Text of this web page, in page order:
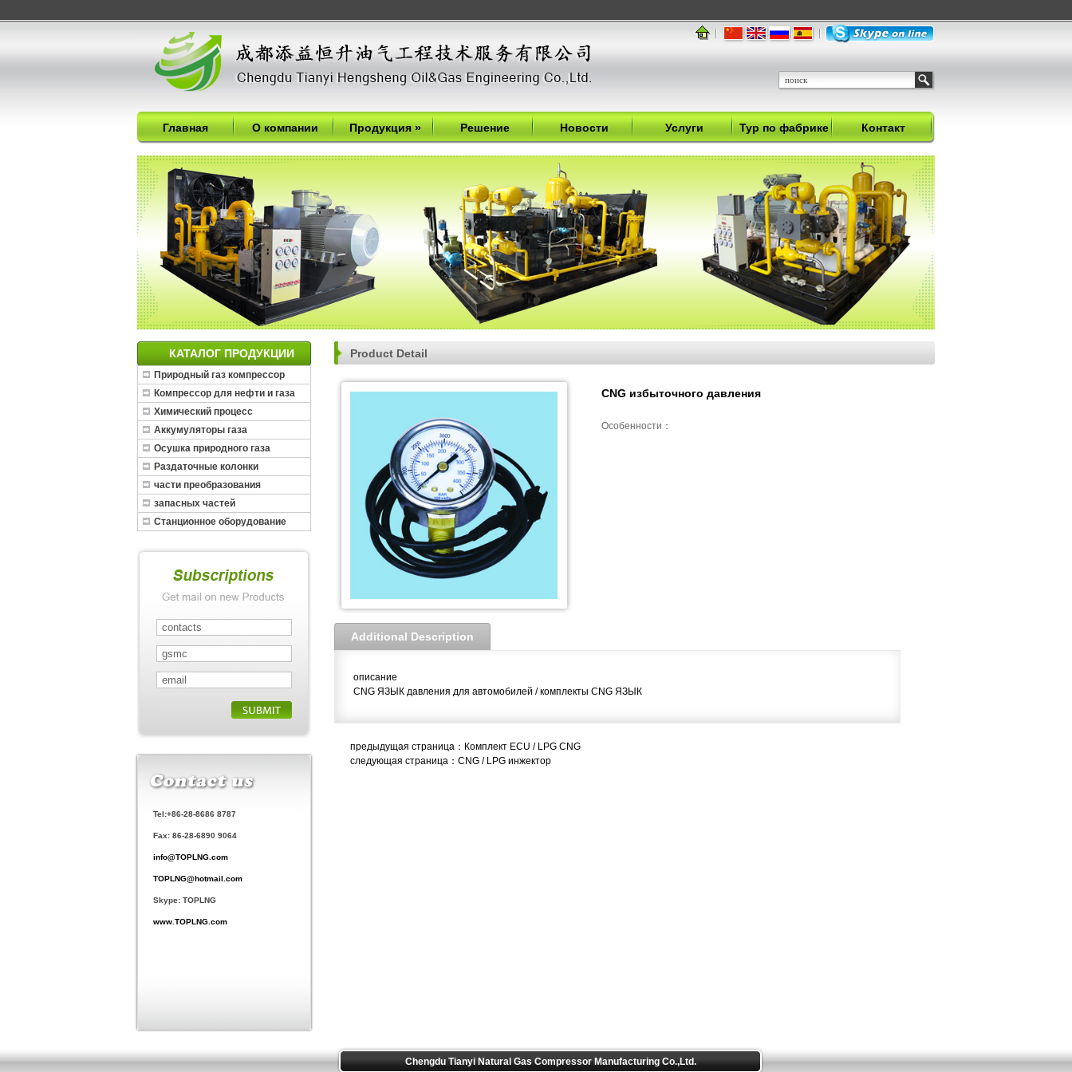
Главная О компании Продукция» Решение Новости Услуги Тур по фабрике Контакт
КАТАЛОГ ПРОДУКЦИИ
Природный газ компрессор
Компрессор для нефти и газа
Химический процесс
Аккумуляторы газа
Осушка природного газа
Раздаточные колонки
части преобразования
запасных частей
Станционное оборудование
Tel:+86-28-8686 8787
Fax: 86-28-6890 9064
info@TOPLNG.com
TOPLNG@hotmail.com
Skype: TOPLNG
www.TOPLNG.com
Product Detail
CNG избыточного давления
Особенности：
Additional Description
описание
CNG ЯЗЫК давления для автомобилей / комплекты CNG ЯЗЫК
предыдущая страница： Комплект ECU / LPG CNG
следующая страница： CNG / LPG инжектор
Chengdu Tianyi Natural Gas Compressor Manufacturing Co.,Ltd.